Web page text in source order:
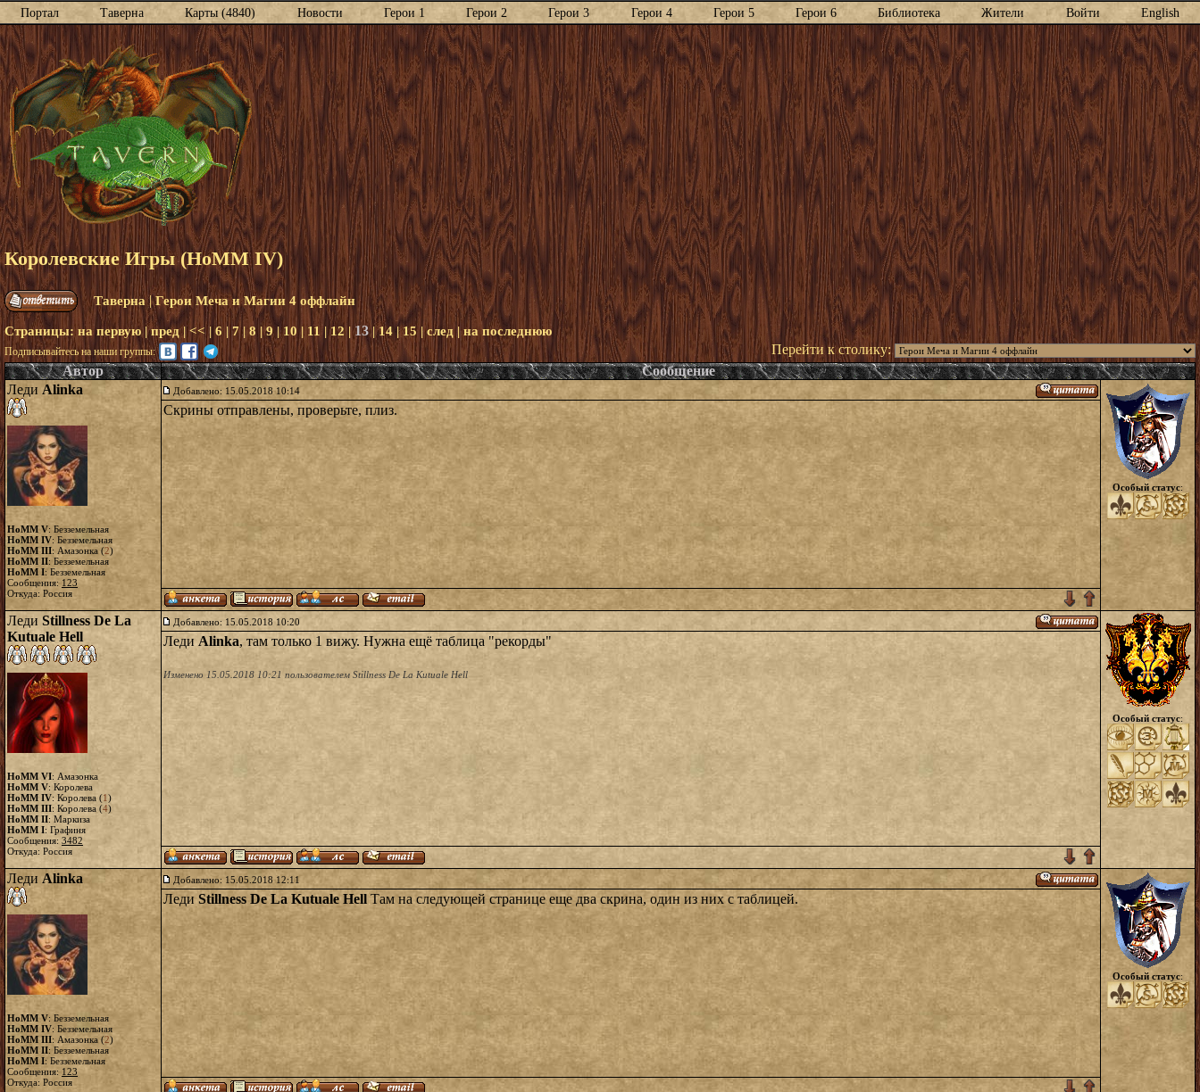
Портал Таверна Карты (4840) Новости Герои 1 Герои 2 Герои 3 Герои 4 Герои 5 Герои 6 Библиотека Жители Войти English
Королевские Игры (HoMM IV)
Таверна|Герои Меча и Магии 4 оффлайн
Страницы: на первую|пред|<< | 6 | 7| 8 |9|10 | 11 |12 |13|14 |15 |след |на последнюю
Подписывайтесь на наши группы:
Перейти к столику:
Автор
Сообщение
Леди Alinka
HoMM V: Безземельная
HoMM IV: Безземельная
HoMM III: Амазонка (2)
HoMM II: Безземельная
HoMM I: Безземельная
Сообщения: 123
Откуда: Россия
Добавлено: 15.05.2018 10:14
Скрины отправлены, проверьте, плиз.
Особый статус:
Леди Stillness De La
Kutuale Hell
HoMM VI: Амазонка
HoMM V: Королева
HoMM IV: Королева (1)
HoMM III: Королева (4)
HoMM II: Маркиза
HoMM I: Графиня
Сообщения: 3482
Откуда: Россия
Добавлено: 15.05.2018 10:20
Леди Alinka, там только 1 вижу. Нужна ещё таблица "рекорды"
Изменено 15.05.2018 10:21 пользователем Stillness De La Kutuale Hell
Особый статус:
Леди Alinka
HoMM V: Безземельная
HoMM IV: Безземельная
HoMM III: Амазонка (2)
HoMM II: Безземельная
HoMM I: Безземельная
Сообщения: 123
Откуда: Россия
Добавлено: 15.05.2018 12:11
ЛедиStillness De La Kutuale Hell Там на следующей странице еще два скрина, один из них с таблицей.
Особый статус: